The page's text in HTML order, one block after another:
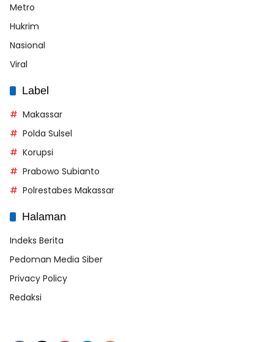
Metro
Hukrim
Nasional
Viral
Label
Makassar
Polda Sulsel
Korupsi
Prabowo Subianto
Polrestabes Makassar
Halaman
Indeks Berita
Pedoman Media Siber
Privacy Policy
Redaksi